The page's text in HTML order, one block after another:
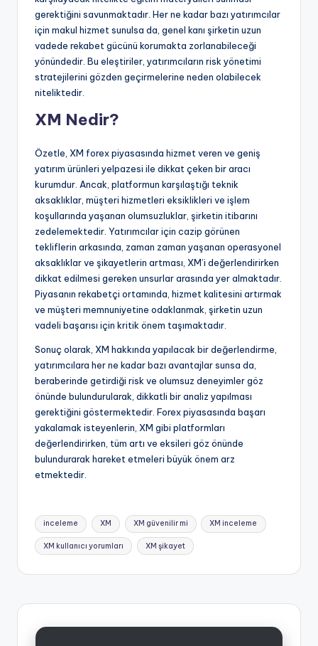
gerektiğini savunmaktadır. Her ne kadar bazı yatırımcılar
için makul hizmet sunulsa da, genel kanı şirketin uzun
vadede rekabet gücünü korumakta zorlanabileceği
yönündedir. Bu eleştiriler, yatırımcıların risk yönetimi
stratejilerini gözden geçirmelerine neden olabilecek
niteliktedir.
XM Nedir?
Özetle, XM forex piyasasında hizmet veren ve geniş
yatırım ürünleri yelpazesi ile dikkat çeken bir aracı
kurumdur. Ancak, platformun karşılaştığı teknik
aksaklıklar, müşteri hizmetleri eksiklikleri ve işlem
koşullarında yaşanan olumsuzluklar, şirketin itibarını
zedelemektedir. Yatırımcılar için cazip görünen
tekliflerin arkasında, zaman zaman yaşanan operasyonel
aksaklıklar ve şikayetlerin artması, XM’i değerlendirirken
dikkat edilmesi gereken unsurlar arasında yer almaktadır.
Piyasanın rekabetçi ortamında, hizmet kalitesini artırmak
ve müşteri memnuniyetine odaklanmak, şirketin uzun
vadeli başarısı için kritik önem taşımaktadır.
Sonuç olarak, XM hakkında yapılacak bir değerlendirme,
yatırımcılara her ne kadar bazı avantajlar sunsa da,
beraberinde getirdiği risk ve olumsuz deneyimler göz
önünde bulundurularak, dikkatli bir analiz yapılması
gerektiğini göstermektedir. Forex piyasasında başarı
yakalamak isteyenlerin, XM gibi platformları
değerlendirirken, tüm artı ve eksileri göz önünde
bulundurarak hareket etmeleri büyük önem arz
etmektedir.
Tags:
inceleme XM XM güvenilir mi XM inceleme
XM kullanıcı yorumları XM şikayet